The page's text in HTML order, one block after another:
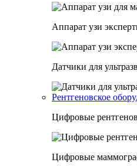
Аппарат узи
Датчики для
Рентгеновское
Цифровые
Цифровые